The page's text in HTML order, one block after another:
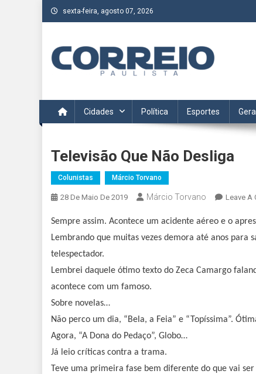
Skip
to
sexta-feira, agosto 07, 2026
Acompanhe as últimas notícias da região no Correio
Cidades Política Esportes Geral
Televisão Que Não Desliga
Colunistas Márcio Torvano
28 De Maio De 2019 Márcio Torvano Leave A
Sempre assim. Acontece um acidente aéreo e o
Lembrando que muitas vezes demora até anos
telespectador.
Lembrei daquele ótimo texto do Zeca Camargo
acontece com um famoso.
Sobre novelas…
Não perco um dia, “Bela, a Feia” e “Topíssima”.
Agora, “A Dona do Pedaço”, Globo…
Já leio críticas contra a trama.
Teve uma primeira fase bem diferente do que vai